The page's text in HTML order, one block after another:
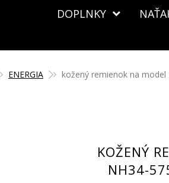
DOPLNKY
ENERGIA kožený remienok na model
KOŽENÝ
NH34-